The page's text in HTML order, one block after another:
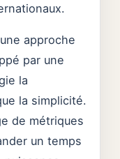
approche
par une
la
la simplicité.
de métriques
un temps